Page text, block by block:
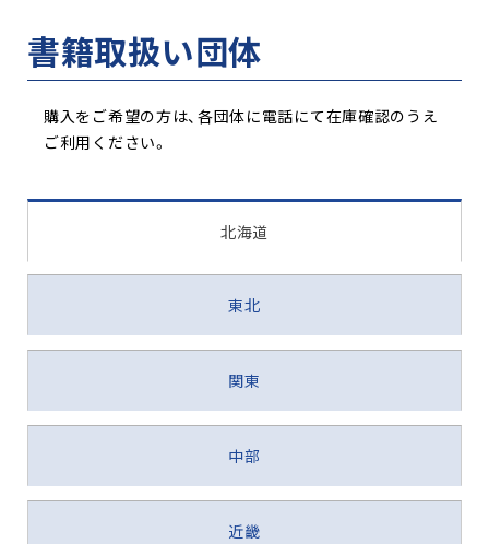
書籍取扱い団体
購入をご希望の方は、各団体に電話にて在庫確認のうえ
ご利用ください。
北海道
東北
関東
中部
近畿